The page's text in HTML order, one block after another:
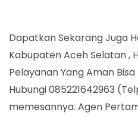
Aceh
Selatan
Dapatkan Sekarang Juga
Kabupaten Aceh Selatan ,
Pelayanan Yang Aman Bisa
Hubungi 085221642963
memesannya. Agen